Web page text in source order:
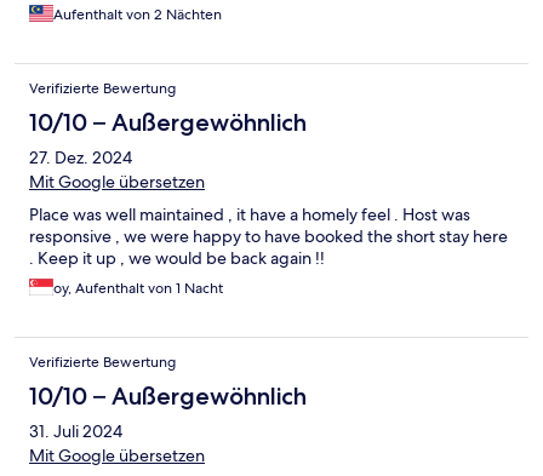
Aufenthalt von 2 Nächten
Verifizierte Bewertung
10/10 – Außergewöhnlich
27. Dez. 2024
Mit Google übersetzen
Place was well maintained , it have a homely feel . Host was
responsive , we were happy to have booked the short stay here
. Keep it up , we would be back again !!
oy, Aufenthalt von 1 Nacht
Verifizierte Bewertung
10/10 – Außergewöhnlich
31. Juli 2024
Mit Google übersetzen